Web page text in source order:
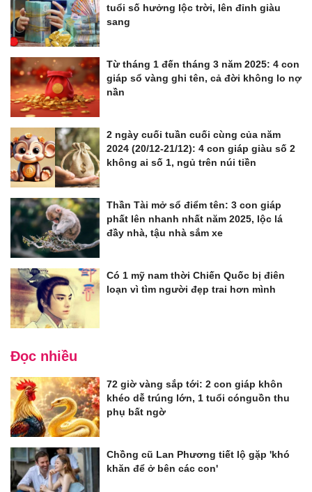
tuổi số hưởng lộc trời, lên đỉnh giàu
sang
Từ tháng 1 đến tháng 3 năm 2025: 4 con
giáp sổ vàng ghi tên, cả đời không lo nợ
nần
2 ngày cuối tuần cuối cùng của năm
2024 (20/12-21/12): 4 con giáp giàu số 2
không ai số 1, ngủ trên núi tiền
Thần Tài mở sổ điểm tên: 3 con giáp
phất lên nhanh nhất năm 2025, lộc lá
đầy nhà, tậu nhà sắm xe
Có 1 mỹ nam thời Chiến Quốc bị điên
loạn vì tìm người đẹp trai hơn mình
Đọc nhiều
72 giờ vàng sắp tới: 2 con giáp khôn
khéo dễ trúng lớn, 1 tuổi cónguồn thu
phụ bất ngờ
Chồng cũ Lan Phương tiết lộ gặp 'khó
khăn để ở bên các con'